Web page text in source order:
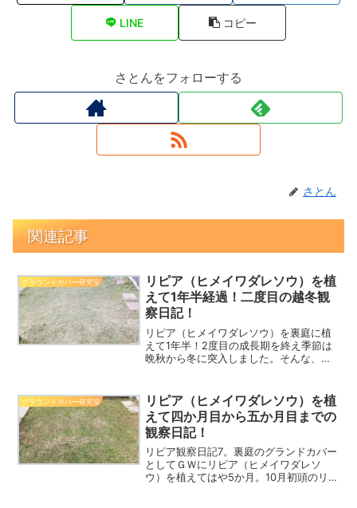
LINE コピー
さとんをフォローする
さとん
関連記事
グラウンドカバー研究室
リピア（ヒメイワダレソウ）を植
えて1年半経過！二度目の越冬観
察日記！
リピア（ヒメイワダレソウ）を裏庭に植
えて1年半！2度目の成長期を終え季節は
晩秋から冬に突入しました。そんな、冬
芽はいつなのか？ご紹介します。
グラウンドカバー研究室
リピア（ヒメイワダレソウ）を植
えて四か月目から五か月目までの
観察日記！
リピア観察日記7。裏庭のグランドカバー
としてＧＷにリピア（ヒメイワダレソ
ウ）を植えてはや5か月。10月初頭のリピ